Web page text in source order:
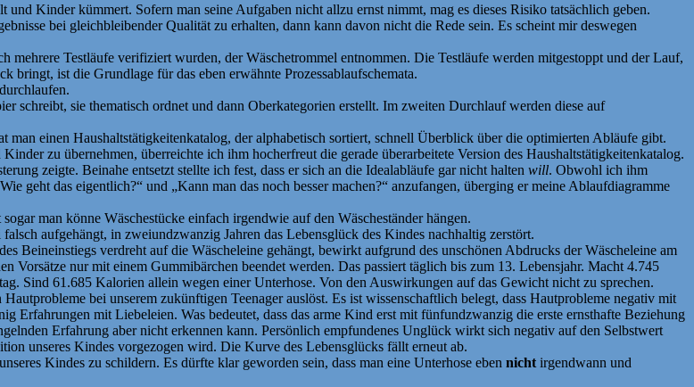
Kinder kümmert. Sofern man seine Aufgaben nicht allzu ernst nimmt, mag es dieses Risiko tatsächlich geben.
bei gleichbleibender Qualität zu erhalten, dann kann davon nicht die Rede sein. Es scheint mir deswegen
Testläufe verifiziert wurden, der Wäschetrommel entnommen. Die Testläufe werden mitgestoppt und der Lauf,
bringt, ist die Grundlage für das eben erwähnte Prozessablaufschemata.
schreibt, sie thematisch ordnet und dann Oberkategorien erstellt. Im zweiten Durchlauf werden diese auf
einen Haushaltstätigkeitenkatalog, der alphabetisch sortiert, schnell Überblick über die optimierten Abläufe gibt.
zu übernehmen, überreichte ich ihm hocherfreut die gerade überarbeitete Version des Haushaltstätigkeitenkatalog.
zeigte. Beinahe entsetzt stellte ich fest, dass er sich an die Idealabläufe gar nicht halten will. Obwohl ich ihm
geht das eigentlich?“ und „Kann man das noch besser machen?“ anzufangen, überging er meine Ablaufdiagramme
man könne Wäschestücke einfach irgendwie auf den Wäscheständer hängen.
aufgehängt, in zweiundzwanzig Jahren das Lebensglück des Kindes nachhaltig zerstört.
Beineinstiegs verdreht auf die Wäscheleine gehängt, bewirkt aufgrund des unschönen Abdrucks der Wäscheleine am
Vorsätze nur mit einem Gummibärchen beendet werden. Das passiert täglich bis zum 13. Lebensjahr. Macht 4.745
Sind 61.685 Kalorien allein wegen einer Unterhose. Von den Auswirkungen auf das Gewicht nicht zu sprechen.
bei unserem zukünftigen Teenager auslöst. Es ist wissenschaftlich belegt, dass Hautprobleme negativ mit
Erfahrungen mit Liebeleien. Was bedeutet, dass das arme Kind erst mit fünfundzwanzig die erste ernsthafte Beziehung
Erfahrung aber nicht erkennen kann. Persönlich empfundenes Unglück wirkt sich negativ auf den Selbstwert
unseres Kindes vorgezogen wird. Die Kurve des Lebensglücks fällt erneut ab.
Kindes zu schildern. Es dürfte klar geworden sein, dass man eine Unterhose eben nicht irgendwann und